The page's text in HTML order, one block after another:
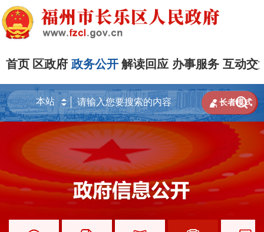
首页 区政府 政务公开 解读回应 办事服务 互动交

 长者模式